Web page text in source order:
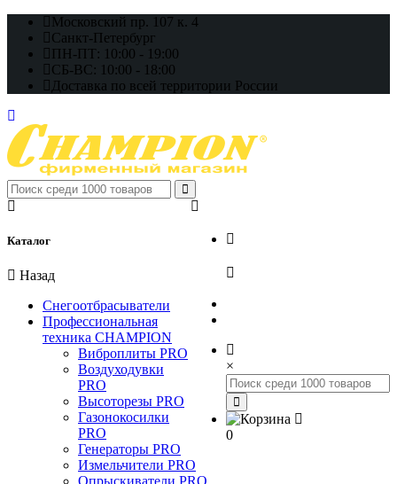
Московский пр. 107 к. 4
Санкт-Петербург
ПН-ПТ: 10:00 - 19:00
СБ-ВС: 10:00 - 18:00
Доставка по всей территории России
×
0
Каталог
Назад
Снегоотбрасыватели
Профессиональная
техника CHAMPION
Виброплиты PRO
Воздуходувки
PRO
Высоторезы PRO
Газонокосилки
PRO
Генераторы PRO
Измельчители PRO